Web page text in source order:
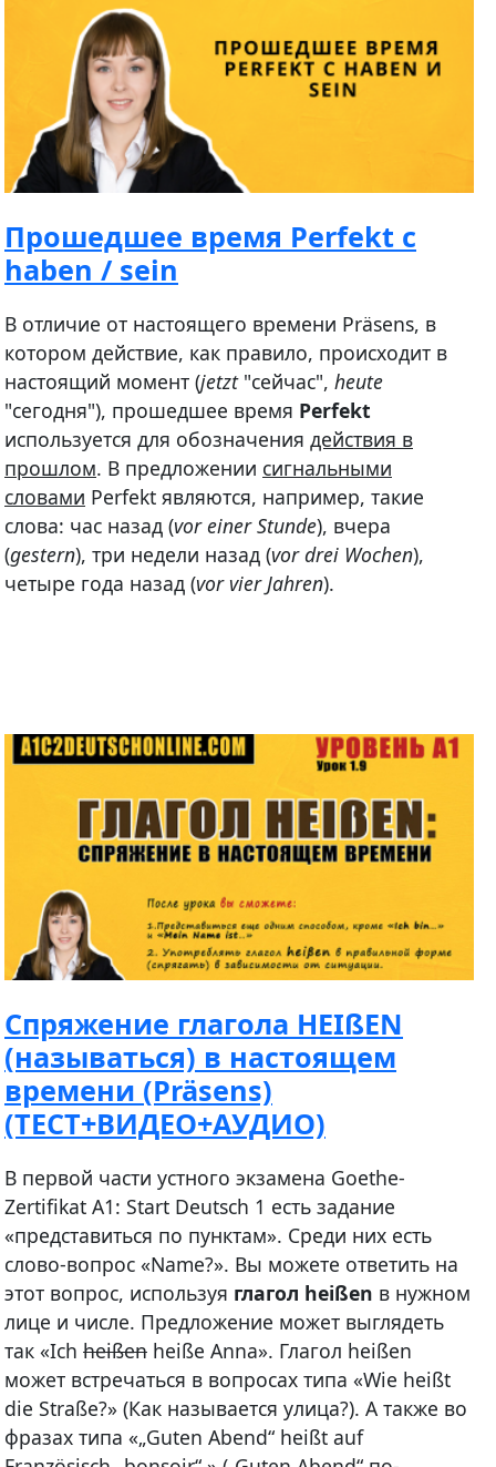
Прошедшее время Perfekt с
haben / sein
В отличие от настоящего времени Präsens, в
котором действие, как правило, происходит в
настоящий момент (jetzt "сейчас", heute
"сегодня"), прошедшее время Perfekt
используется для обозначения действия в
прошлом. В предложении сигнальными
словами Perfekt являются, например, такие
слова: час назад (vor einer Stunde), вчера
(gestern), три недели назад (vor drei Wochen),
четыре года назад (vor vier Jahren).
Спряжение глагола HEIßEN
(называться) в настоящем
времени (Präsens)
(ТЕСТ+ВИДЕО+АУДИО)
В первой части устного экзамена Goethe-
Zertifikat A1: Start Deutsch 1 есть задание
«представиться по пунктам». Среди них есть
слово-вопрос «Name?». Вы можете ответить на
этот вопрос, используя глагол heißen в нужном
лице и числе. Предложение может выглядеть
так «Ich heißen heiße Anna». Глагол heißen
может встречаться в вопросах типа «Wie heißt
die Straße?» (Как называется улица?). А также во
фразах типа «„Guten Abend“ heißt auf